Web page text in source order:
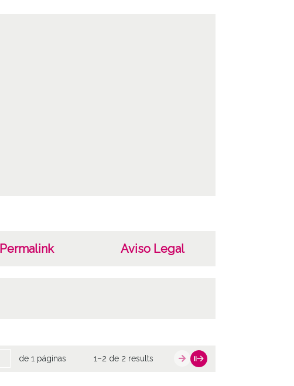
Permalink Aviso Legal
de 1 páginas 1–2 de 2 results